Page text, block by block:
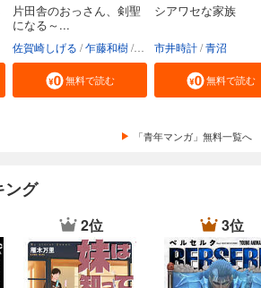
片田舎のおっさん、剣聖
になる～...
佐賀崎しげる 乍藤和樹 鍋島テツヒロ
無料で読む
シアワセな家族
市井時計 青沼
無料で読む
「青年マンガ」無料一覧へ
ング
2位 3位